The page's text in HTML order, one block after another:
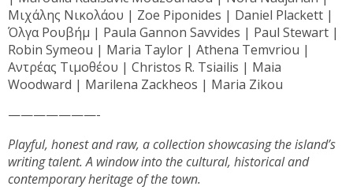
Μιχάλης Νικολάου | Zoe Piponides | Daniel Plackett |
Όλγα Ρουβήμ | Paula Gannon Savvides | Paul Stewart |
Robin Symeou | Maria Taylor | Athena Temvriou |
Αντρέας Τιμοθέου | Christos R. Tsiailis | Maia
Woodward | Marilena Zackheos | Maria Zikou
———————-
Playful, honest and raw, a collection showcasing the island’s
writing talent. A window into the cultural, historical and
contemporary heritage of the town.